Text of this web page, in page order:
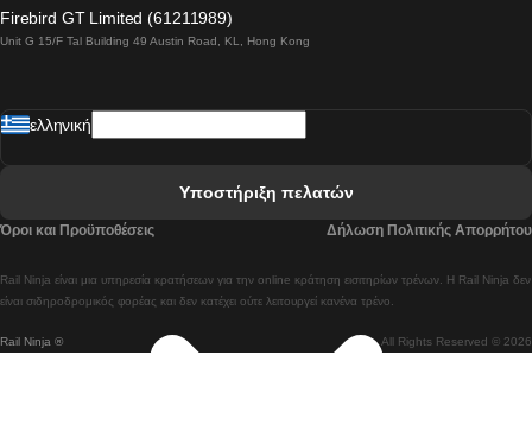
Βουδαπέστη προς Πράγα Tρένο
Λισαβόνα προς Λάγος Tρένο
Λισαβόνα προς Μαδρίτη Τρένα
Firebird GT Limited (61211989)
Unit G 15/F Tal Building 49 Austin Road, KL, Hong Kong
Rail Ninja ® All Rights Reserved © 2026
Rail Ninja είναι μια υπηρεσία κρατήσεων για την online κράτηση εισιτηρίων τρένων. Η Rail Ninja δεν
είναι σιδηροδρομικός φορέας και δεν κατέχει ούτε λειτουργεί κανένα τρένο.
ελληνική
Υποστήριξη πελατών
Όροι και Προϋποθέσεις Δήλωση Πολιτικής Απορρήτου